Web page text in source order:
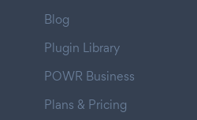
Blog
Plugin Library
POWR Business
Plans & Pricing